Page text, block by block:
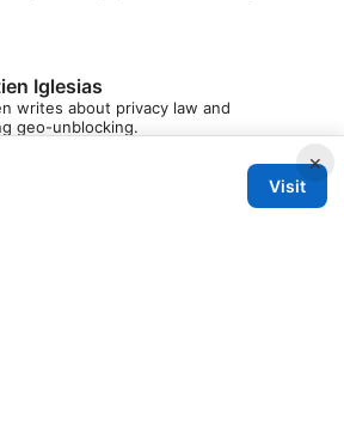
Iglesias
writes about privacy law and
geo-unblocking.
×
Visit